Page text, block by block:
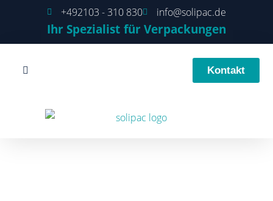
+492103 - 310 830 info@solipac.de
Ihr Spezialist für Verpackungen
Kontakt